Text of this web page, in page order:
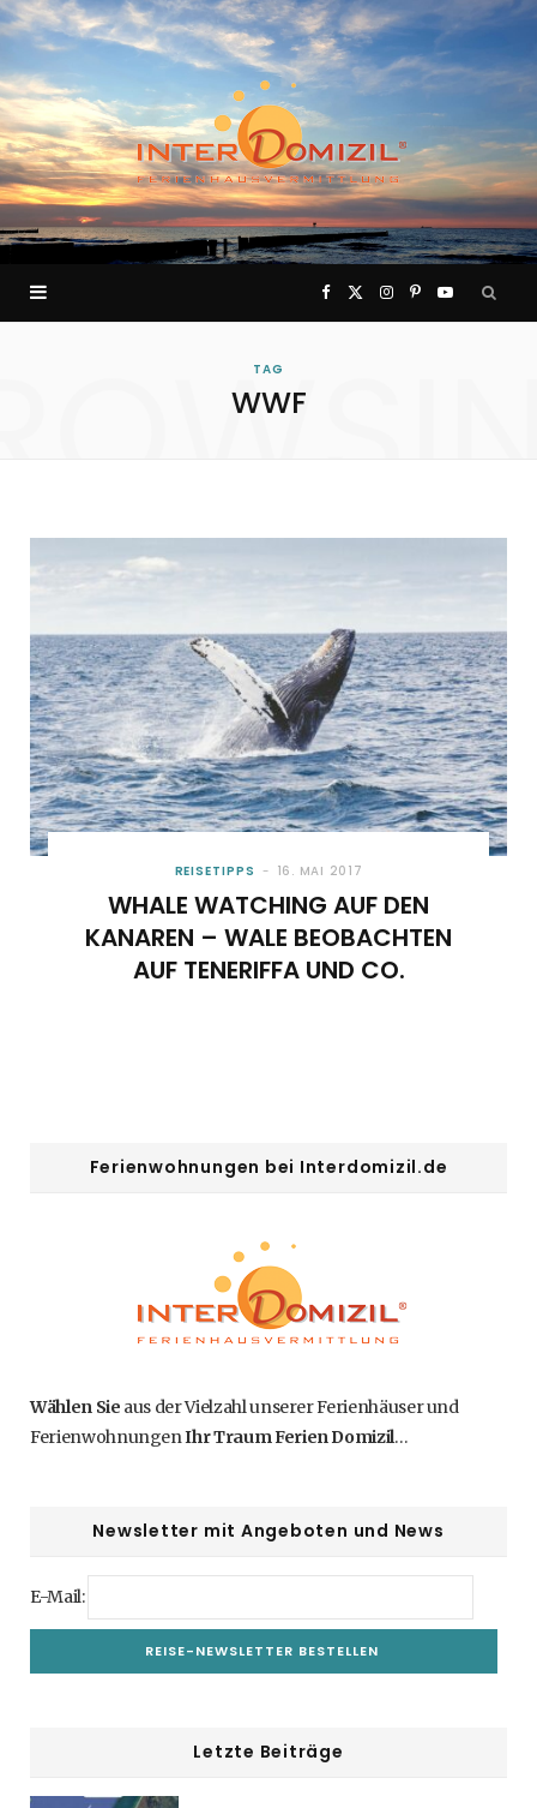
F
o
k
X
t
e
r
)
I
r
a
m
P
e
s
t
Y
e
TAG
WWF
REISETIPPS 16. MAI 2017
WHALE WATCHING AUF DEN
KANAREN – WALE BEOBACHTEN
AUF TENERIFFA UND CO.
Ferienwohnungen bei Interdomizil.de
Wählen Sie aus der Vielzahl unserer Ferienhäuser und
FerienwohnungenIhr Traum Ferien Domizil…
Newsletter mit Angeboten und News
E-Mail:
Letzte Beiträge